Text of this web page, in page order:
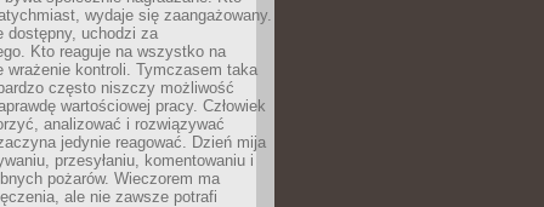
wydaje się zaangażowany.
dostępny, uchodzi za
Kto reaguje na wszystko na
wrażenie kontroli. Tymczasem taka
często niszczy możliwość
wartościowej pracy. Człowiek
analizować i rozwiązywać
jedynie reagować. Dzień mija
przesyłaniu, komentowaniu i
pożarów. Wieczorem ma
ale nie zawsze potrafi